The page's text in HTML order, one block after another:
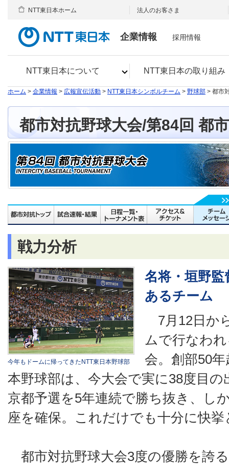
企業情報
NTT東日本について NTT東日本の取り組み
NTT東日本ホーム 法人のお客さま
採用情報
ホーム > 企業情報 > 広報宣伝活動 > NTT東日本シンボルチーム > 野球部 > 都市
都市対抗野球大会/第84回 都
戦力分析
今年もドームに帰ってきたNTT東日本野球部
名将・垣野
あるチーム
7月12日か
ムで行なわ
会。創部50
本野球部は、今大会で実に38度目
京都予選を5年連続で勝ち抜き、し
座を確保。これだけでも十分に快
都市対抗野球大会3度の優勝を誇